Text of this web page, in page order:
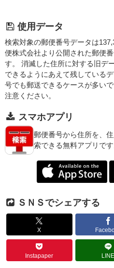
使用データ
検索対象の郵便番号データは
便株式会社より公開された郵便
す。 消滅した住所に対する旧デ
できるようにあえて残している
号でも郵送できるケースが多い
注意ください。
スマホアプリ
郵便番号から住所を、
索できる無料アプリです
ＳＮＳでシェアする
X
Instapaper LINE